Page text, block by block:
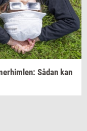
Sådan kan